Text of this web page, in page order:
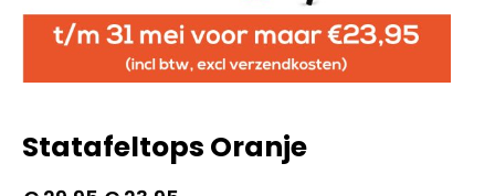
Statafeltops Oranje